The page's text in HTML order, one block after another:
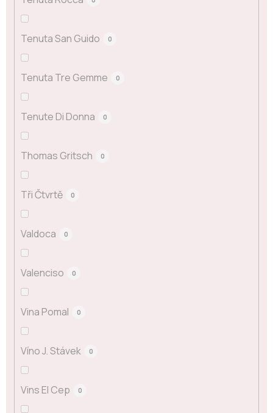
Tenuta San Guido 0
Tenuta Tre Gemme 0
Tenute Di Donna 0
Thomas Gritsch 0
Tři Čtvrtě 0
Valdoca 0
Valenciso 0
Vina Pomal 0
Víno J. Stávek 0
Vins El Cep 0